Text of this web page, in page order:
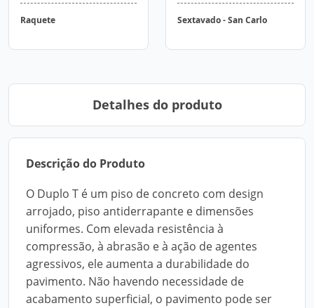
Raquete Sextavado - San Carlo
Detalhes do produto
Descrição do Produto
O Duplo T é um piso de concreto com design
arrojado, piso antiderrapante e dimensões
uniformes. Com elevada resistência à
compressão, à abrasão e à ação de agentes
agressivos, ele aumenta a durabilidade do
pavimento. Não havendo necessidade de
acabamento superficial, o pavimento pode ser